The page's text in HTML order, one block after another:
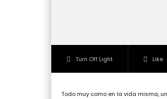
Turn Off Light Like
Todo muy como en la vida misma,